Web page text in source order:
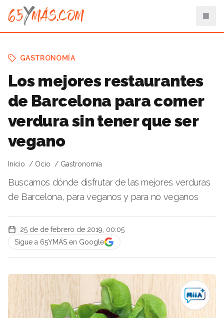
GASTRONOMÍA
Los mejores restaurantes
de Barcelona para comer
verdura sin tener que ser
vegano
Inicio Ocio Gastronomía
Buscamos dónde disfrutar de las mejores verduras
de Barcelona, para veganos y para no veganos
25 de de febrero de 2019, 00:05
Sigue a 65YMÁS en Google